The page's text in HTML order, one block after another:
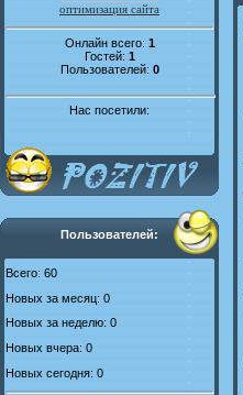
оптимизация сайта
Онлайн всего: 1
Гостей: 1
Пользователей: 0
Нас посетили:
Пользователей:
Всего: 60
Новых за месяц: 0
Новых за неделю: 0
Новых вчера: 0
Новых сегодня: 0